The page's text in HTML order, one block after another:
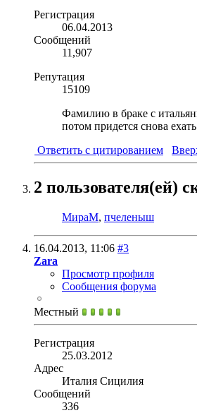
Регистрация
06.04.2013
Сообщений
11,907
Репутация
15109
Фамилию в браке с
потом придется снова
Ответить с цитированием
2 пользователя(ей)
МираМ, пчеленыш
16.04.2013, 11:06 #3
Zara
Просмотр профиля
Сообщения форума
Местный
Регистрация
25.03.2012
Адрес
Италия Сицилия
Сообщений
336